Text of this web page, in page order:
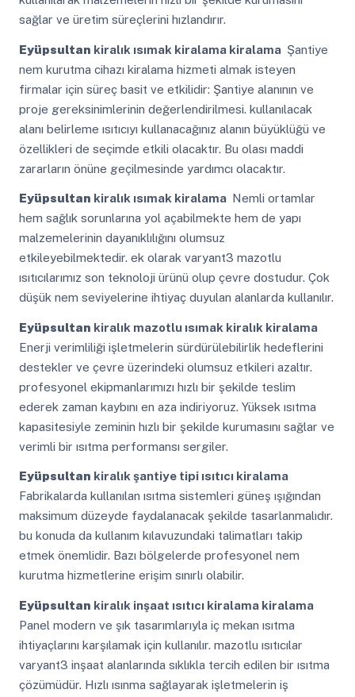
sağlar ve üretim süreçlerini hızlandırır.
Eyüpsultan kiralık ısımak kiralama kiralama Şantiye
nem kurutma cihazı kiralama hizmeti almak isteyen
firmalar için süreç basit ve etkilidir: Şantiye alanının ve
proje gereksinimlerinin değerlendirilmesi. kullanılacak
alanı belirleme ısıtıcıyı kullanacağınız alanın büyüklüğü ve
özellikleri de seçimde etkili olacaktır. Bu olası maddi
zararların önüne geçilmesinde yardımcı olacaktır.
Eyüpsultan kiralık ısımak kiralama Nemli ortamlar
hem sağlık sorunlarına yol açabilmekte hem de yapı
malzemelerinin dayanıklılığını olumsuz
etkileyebilmektedir. ek olarak varyant3 mazotlu
ısıtıcılarımız son teknoloji ürünü olup çevre dostudur. Çok
düşük nem seviyelerine ihtiyaç duyulan alanlarda kullanılır.
Eyüpsultan kiralık mazotlu ısımak kiralık kiralama
Enerji verimliliği işletmelerin sürdürülebilirlik hedeflerini
destekler ve çevre üzerindeki olumsuz etkileri azaltır.
profesyonel ekipmanlarımızı hızlı bir şekilde teslim
ederek zaman kaybını en aza indiriyoruz. Yüksek ısıtma
kapasitesiyle zeminin hızlı bir şekilde kurumasını sağlar ve
verimli bir ısıtma performansı sergiler.
Eyüpsultan kiralık şantiye tipi ısıtıcı kiralama
Fabrikalarda kullanılan ısıtma sistemleri güneş ışığından
maksimum düzeyde faydalanacak şekilde tasarlanmalıdır.
bu konuda da kullanım kılavuzundaki talimatları takip
etmek önemlidir. Bazı bölgelerde profesyonel nem
kurutma hizmetlerine erişim sınırlı olabilir.
Eyüpsultan kiralık inşaat ısıtıcı kiralama kiralama
Panel modern ve şık tasarımlarıyla iç mekan ısıtma
ihtiyaçlarını karşılamak için kullanılır. mazotlu ısıtıcılar
varyant3 inşaat alanlarında sıklıkla tercih edilen bir ısıtma
çözümüdür. Hızlı ısınma sağlayarak işletmelerin iş